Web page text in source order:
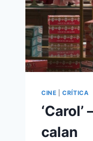
CINE |CRÍTICA
calan